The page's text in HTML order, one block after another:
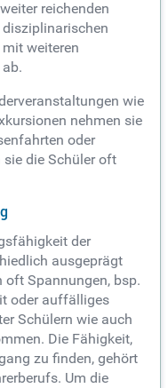
reichenden
weiteren
wie
nehmen sie
oder
die Schüler oft
der
ausgeprägt
oft Spannungen, bsp.
oder auffälliges
Schülern wie auch
Die Fähigkeit,
zu finden, gehört
Um die